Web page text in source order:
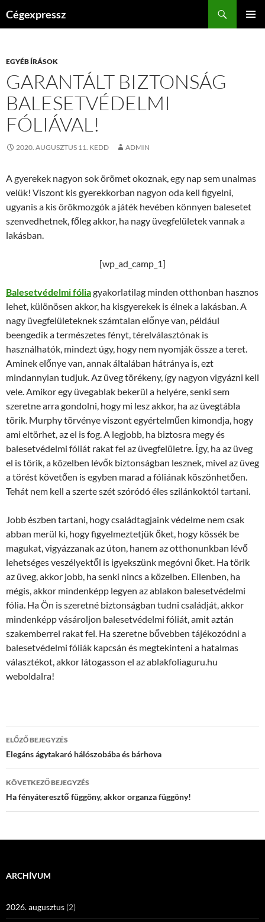
Cégexpressz
EGYÉB ÍRÁSOK
GARANTÁLT BIZTONSÁG
BALESETVÉDELMI
FÓLIÁVAL!
2020. AUGUSZTUS 11. KEDD ADMIN
A gyerekek nagyon sok örömet okoznak, egy nap sem unalmas
velük! Viszont kis gyerekkorban nagyon oda kell figyelni,
ugyanis a kis örökmozgók a játék hevében könnyen balesetet
szenvedhetnek, főleg akkor, ha nagy üvegfelületek vannak a
lakásban.
[wp_ad_camp_1]
Balesetvédelmi fóliagyakorlatilag minden otthonban hasznos
lehet, különösen akkor, ha kisgyerekek is élnek a lakásban. A
nagy üvegfelületeknek számtalan előnye van, például
beengedik a természetes fényt, térelválasztónak is
használhatók, mindezt úgy, hogy nem nyomják össze a teret.
Aminek előnye van, annak általában hátránya is, ezt
mindannyian tudjuk. Az üveg törékeny, így nagyon vigyázni kell
vele. Amikor egy üvegablak bekerül a helyére, senki sem
szeretne arra gondolni, hogy mi lesz akkor, ha az üvegtábla
törik. Murphy törvénye viszont egyértelműen kimondja, hogy
ami eltörhet, az el is fog. A legjobb, ha biztosra megy és
balesetvédelmi fóliát rakat fel az üvegfelületre. Így, ha az üveg
el is törik, a közelben lévők biztonságban lesznek, mivel az üveg
a törést követően is egyben marad a fóliának köszönhetően.
Tehát nem kell a szerte szét szóródó éles szilánkoktól tartani.
Jobb észben tartani, hogy családtagjaink védelme nem csak
abban merül ki, hogy figyelmeztetjük őket, hogy kössék be
magukat, vigyázzanak az úton, hanem az otthonunkban lévő
lehetséges veszélyektől is igyekszünk megóvni őket. Ha törik
az üveg, akkor jobb, ha senki nincs a közelben. Ellenben, ha
mégis, akkor mindenképp legyen az ablakon balesetvédelmi
fólia. Ha Ön is szeretné biztonságban tudni családját, akkor
mindenképp vásároljon balesetvédelmi fóliát, amit aztán
szakemberrel rakat fel. Ha szeretne bővebben tájékozódni a
balesetvédelmi fóliák kapcsán és megtekinteni a hatalmas
választékot, akkor látogasson el az ablakfoliaguru.hu
weboldalra!
Bejegyzés
navigáció
ELŐZŐ BEJEGYZÉS
Elegáns ágytakaró hálószobába és bárhova
KÖVETKEZŐ BEJEGYZÉS
Ha fényáteresztő függöny, akkor organza függöny!
ARCHÍVUM
2026. augusztus (2)